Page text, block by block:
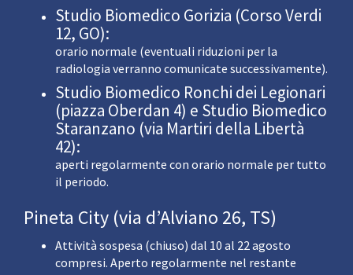
Studio Biomedico Gorizia (Corso Verdi
12, GO):
orario normale (eventuali riduzioni per la
radiologia verranno comunicate successivamente).
Studio Biomedico Ronchi dei Legionari
(piazza Oberdan 4) e Studio Biomedico
Staranzano (via Martiri della Libertà
42):
aperti regolarmente con orario normale per tutto
il periodo.
Pineta City (via d’Alviano 26, TS)
Attività sospesa (chiuso) dal 10 al 22 agosto
compresi. Aperto regolarmente nel restante